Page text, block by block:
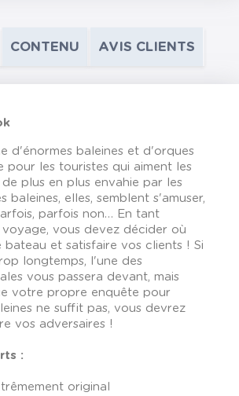
CONTENU AVIS CLIENTS
d'énormes baleines et d'orques
pour les touristes qui aiment les
plus en plus envahie par les
baleines, elles, semblent s'amuser,
parfois non… En tant
vous devez décider où
et satisfaire vos clients ! Si
longtemps, l'une des
vous passera devant, mais
votre propre enquête pour
ne suffit pas, vous devrez
vos adversaires !
:
original